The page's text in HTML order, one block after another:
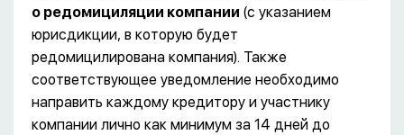
о редомициляции компании (с указанием
юрисдикции, в которую будет
редомицилирована компания). Также
соответствующее уведомление необходимо
направить каждому кредитору и участнику
компании лично как минимум за 14 дней до